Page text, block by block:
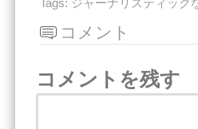
Tags: ジャーナリスティック
コメント
コメントを残す